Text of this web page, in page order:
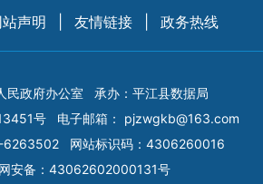
站声明 友情链接 政务热线
民政府办公室
承办：平江县数据局
号 电子邮箱： pjzwgkb@163.com
6263502
网站标识码：4306260016
安备：43062602000131号